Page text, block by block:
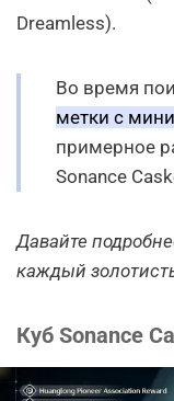
Dreamless).
Во время
метки с
примерное
Sonance
Давайте
каждый
Куб Sonance